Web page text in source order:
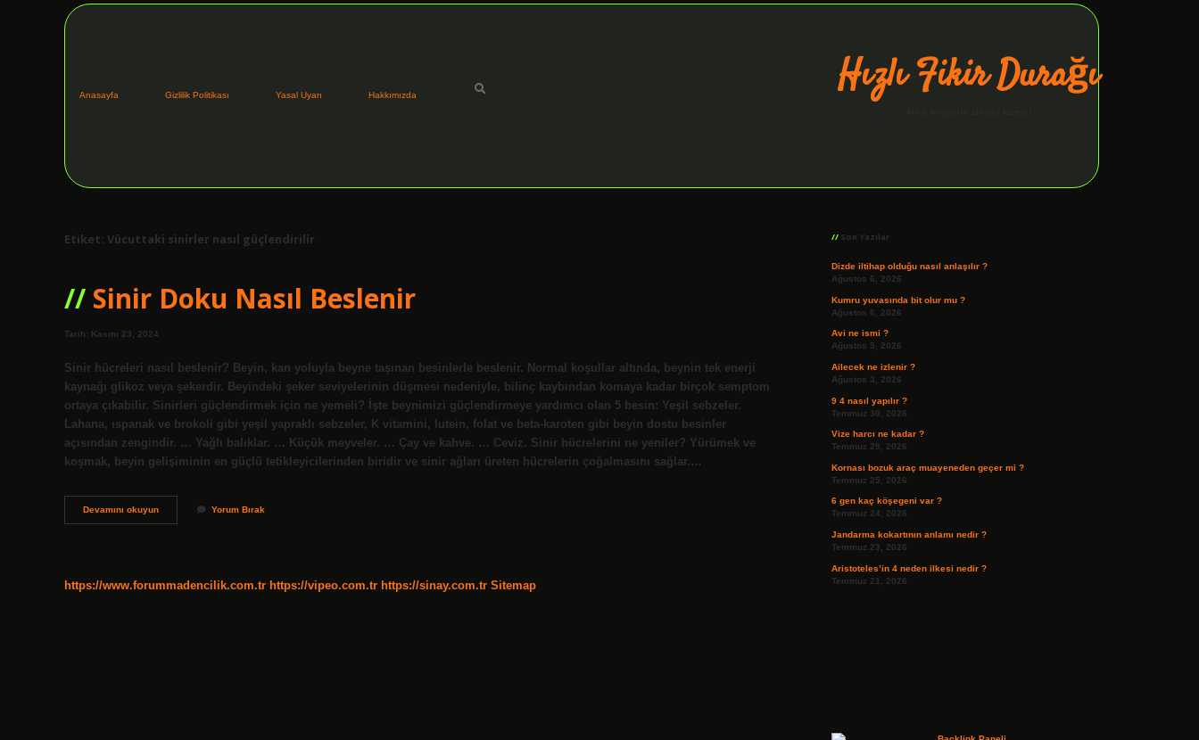
Anasayfa Gizlilik Politikası Yasal Uyarı Hakkımızda Hızlı Fikir Durağı
Etiket: Vücuttaki sinirler nasıl güçlendirilir
Sinir Doku Nasıl Beslenir
Tarih: Kasım 23, 2024
Sinir hücreleri nasıl beslenir? Beyin, kan yoluyla beyne taşınan besinlerle beslenir. Normal koşullar altında, beynin tek enerji
kaynağı glikoz veya şekerdir. Beyindeki şeker seviyelerinin düşmesi nedeniyle, bilinç kaybından komaya kadar birçok semptom
ortaya çıkabilir. Sinirleri güçlendirmek için ne yemeli? İşte beynimizi güçlendirmeye yardımcı olan 5 besin: Yeşil sebzeler.
Lahana, ıspanak ve brokoli gibi yeşil yapraklı sebzeler, K vitamini, lutein, folat ve beta-karoten gibi beyin dostu besinler
açısından zengindir. … Yağlı balıklar. … Küçük meyveler. … Çay ve kahve. … Ceviz. Sinir hücrelerini ne yeniler? Yürümek ve
koşmak, beyin gelişiminin en güçlü tetikleyicilerinden biridir ve sinir ağları üreten hücrelerin çoğalmasını sağlar.…
Devamını okuyunSinir
Doku
Yorum Bırak
https://www.forummadencilik.com.tr https://vipeo.com.tr https://sinay.com.tr Sitemap
Son Yazılar
Dizde iltihap olduğu nasıl anlaşılır ?
Ağustos 6, 2026
Kumru yuvasında bit olur mu ?
Ağustos 6, 2026
Avi ne ismi ?
Ağustos 5, 2026
Ailecek ne izlenir ?
Ağustos 3, 2026
9 4 nasıl yapılır ?
Temmuz 30, 2026
Vize harcı ne kadar ?
Temmuz 29, 2026
Kornası bozuk araç muayeneden geçer mi ?
Temmuz 25, 2026
6 gen kaç köşegeni var ?
Temmuz 24, 2026
Jandarma kokartının anlamı nedir ?
Temmuz 23, 2026
Aristoteles’in 4 neden ilkesi nedir ?
Temmuz 21, 2026